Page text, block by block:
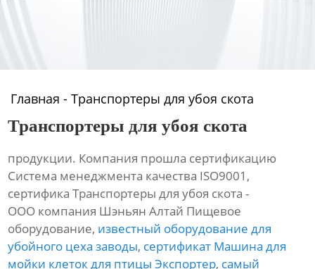
Главная - Транспортеры для убоя скота
Транспортеры для убоя скота
продукции. Компания прошла сертификацию
Система менеджмента качества ISO9001,
сертифика Транспортеры для убоя скота -
ООО компания Шэньян Алтай Пищевое
оборудование, известный оборудование для
убойного цеха заводы, сертификат Машина для
мойки клеток для птицы Экспортер, самый